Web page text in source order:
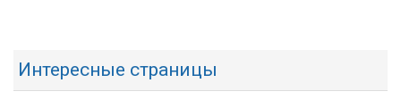
Интересные страницы